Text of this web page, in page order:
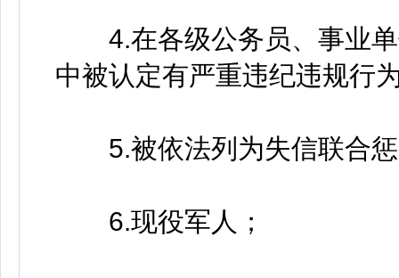
4.在各级公务员、事业单
中被认定有严重违纪违规行
5.被依法列为失信联合惩
6.现役军人；